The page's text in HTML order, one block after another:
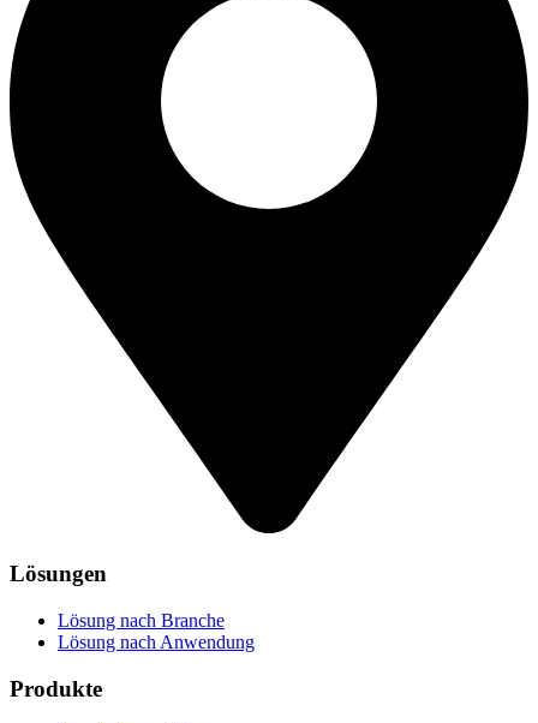
Lösungen
Lösung nach Branche
Lösung nach Anwendung
Produkte